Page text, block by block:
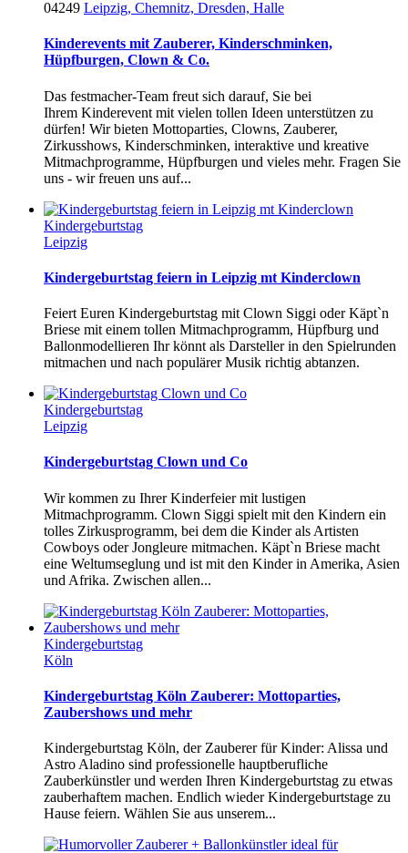
04249 Leipzig, Chemnitz, Dresden, Halle
Kinderevents mit Zauberer, Kinderschminken,
Hüpfburgen, Clown & Co.
Das festmacher-Team freut sich darauf, Sie bei
Ihrem Kinderevent mit vielen tollen Ideen unterstützen zu
dürfen! Wir bieten Mottoparties, Clowns, Zauberer,
Zirkusshows, Kinderschminken, interaktive und kreative
Mitmachprogramme, Hüpfburgen und vieles mehr. Fragen Sie
uns - wir freuen uns auf...
Kindergeburtstag
Leipzig
Kindergeburtstag feiern in Leipzig mt Kinderclown
Feiert Euren Kindergeburtstag mit Clown Siggi oder Käpt`n
Briese mit einem tollen Mitmachprogramm, Hüpfburg und
Ballonmodellieren Ihr könnt als Darsteller in den Spielrunden
mitmachen und nach populärer Musik richtig abtanzen.
Kindergeburtstag
Leipzig
Kindergeburtstag Clown und Co
Wir kommen zu Ihrer Kinderfeier mit lustigen
Mitmachprogramm. Clown Siggi spielt mit den Kindern ein
tolles Zirkusprogramm, bei dem die Kinder als Artisten
Cowboys oder Jongleure mitmachen. Käpt`n Briese macht
eine Weltumseglung und ist mit den Kinder in Amerika, Asien
und Afrika. Zwischen allen...
Kindergeburtstag
Köln
Kindergeburtstag Köln Zauberer: Mottoparties,
Zaubershows und mehr
Kindergeburtstag Köln, der Zauberer für Kinder: Alissa und
Astro Aladino sind professionelle hauptberufliche
Zauberkünstler und werden Ihren Kindergeburtstag zu etwas
zauberhaftem machen. Endlich wieder Kindergeburtstage zu
Hause feiern. Wählen Sie aus unserem...